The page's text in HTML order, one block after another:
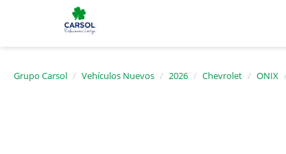
Grupo Carsol Vehículos Nuevos 2026 Chevrolet ONIX